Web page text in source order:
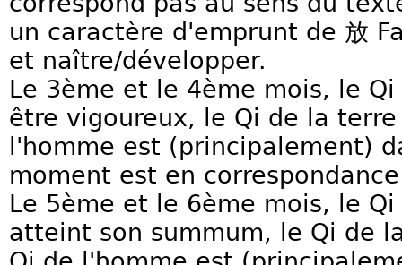
un caractère d'emprunt de 放
et naître/développer.
Le 3ème et le 4ème mois, le
être vigoureux, le Qi de la
l'homme est (principalement)
moment est en
Le 5ème et le 6ème mois, le
atteint son summum, le Qi de